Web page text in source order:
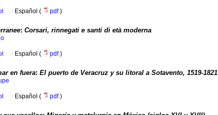
· Español ( pdf)
: Corsari, rinnegati e santi di età moderna
· Español ( pdf)
en fuera: El puerto de Veracruz y su litoral a Sotavento, 1519-1821
· Español ( pdf)